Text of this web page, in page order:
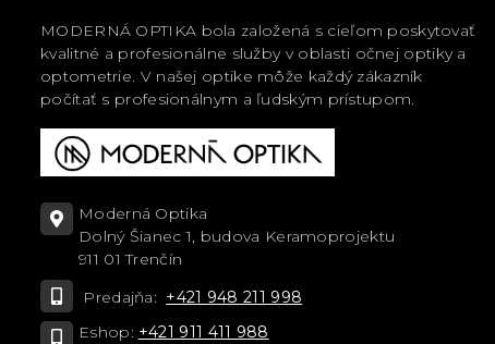
MODERNÁ OPTIKA bola založená s cieľom poskytovať
kvalitné a profesionálne služby v oblasti očnej optiky a
optometrie. V našej optike môže každý zákazník
počítať s profesionálnym a ľudským prístupom.
Moderná Optika
Dolný Šianec 1, budova Keramoprojektu
911 01 Trenčín
Predajňa: +421 948 211 998
Eshop: +421 911 411 988